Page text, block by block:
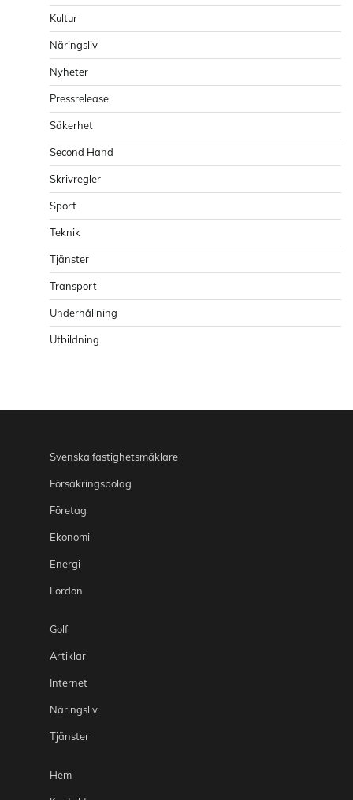
Kultur
Näringsliv
Nyheter
Pressrelease
Säkerhet
Second Hand
Skrivregler
Sport
Teknik
Tjänster
Transport
Underhållning
Utbildning
Svenska fastighetsmäklare
Försäkringsbolag
Företag
Ekonomi
Energi
Fordon
Golf
Artiklar
Internet
Näringsliv
Tjänster
Hem